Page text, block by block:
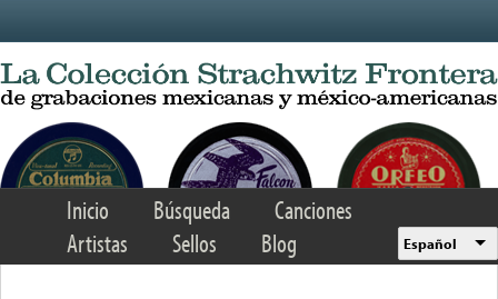
Inicio Búsqueda
Canciones
Artistas
Sellos Blog Español